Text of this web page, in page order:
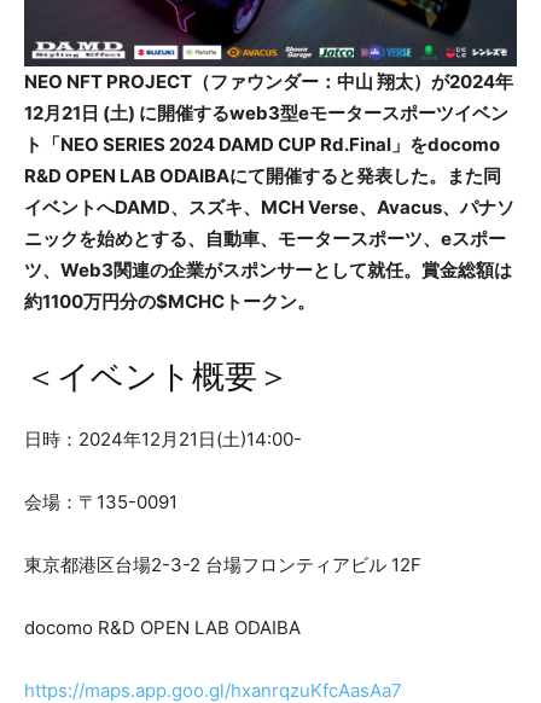
NEO NFT PROJECT（ファウンダー：中山 翔太）が2024年
12月21日 (土) に開催するweb3型eモータースポーツイベン
ト「NEO SERIES 2024 DAMD CUP Rd.Final」をdocomo
R&D OPEN LAB ODAIBAにて開催すると発表した。また同
イベントへDAMD、スズキ、MCH Verse、Avacus、パナソ
ニックを始めとする、自動車、モータースポーツ、eスポー
ツ、Web3関連の企業がスポンサーとして就任。賞金総額は
約1100万円分の$MCHCトークン。
＜イベント概要＞
⽇時：2024年12⽉21⽇(土)14:00-
会場：〒135-0091
東京都港区台場2-3-2 台場フロンティアビル 12F
docomo R&D OPEN LAB ODAIBA
https://maps.app.goo.gl/hxanrqzuKfcAasAa7